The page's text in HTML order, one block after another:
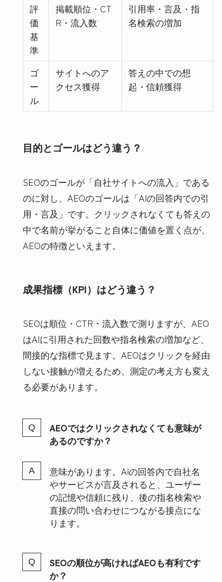
評
価
基
準
掲載順位・CT
R・流入数
引用率・言及・指
名検索の増加
ゴ
ー
ル
サイトへのア
クセス獲得
答えの中での想
起・信頼獲得
目的とゴールはどう違う？
SEOのゴールが「自社サイトへの流入」である
のに対し、AEOのゴールは「AIの回答内での引
用・言及」です。クリックされなくても答えの
中で名前が挙がること自体に価値を置く点が、
AEOの特徴といえます。
成果指標（KPI）はどう違う？
SEOは順位・CTR・流入数で測りますが、AEO
はAIに引用された回数や指名検索の増加など、
間接的な指標で見ます。AEOはクリックを経由
しない接触が増えるため、測定の考え方も変え
る必要があります。
AEOではクリックされなくても意味が
あるのですか？
意味があります。AIの回答内で自社名
やサービスが言及されると、ユーザー
の記憶や信頼に残り、後の指名検索や
直接の問い合わせにつながる接点にな
ります。
SEOの順位が高ければAEOも有利です
か？